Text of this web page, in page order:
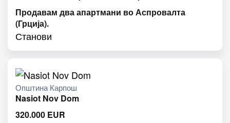
Продавам два апартмани во Аспровалта
(Грција).
Станови
Општина Карпош
Nasiot Nov Dom
320.000 EUR